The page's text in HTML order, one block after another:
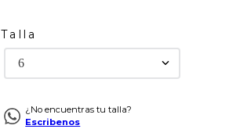
Talla
6
¿No encuentras tu talla?
Escribenos